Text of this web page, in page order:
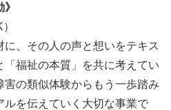
、その人の声と想いをテキス
「福祉の本質」を共に考えてい
害の類似体験からもう一歩踏み
を伝えていく大切な事業で